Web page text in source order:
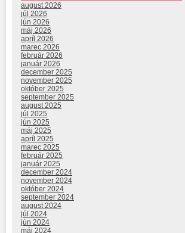
august 2026
júl 2026
jún 2026
máj 2026
apríl 2026
marec 2026
február 2026
január 2026
december 2025
november 2025
október 2025
september 2025
august 2025
júl 2025
jún 2025
máj 2025
apríl 2025
marec 2025
február 2025
január 2025
december 2024
november 2024
október 2024
september 2024
august 2024
júl 2024
jún 2024
máj 2024